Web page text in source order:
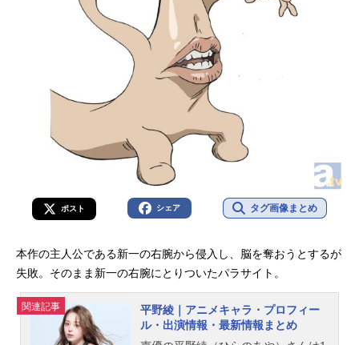
ポスト シェア タグ画像まとめ
本作の主人公である新一の右腕から侵入し、脳を奪おうとするが
失敗。そのまま新一の右腕にとりついたパラサイト。
関連記事
平野綾｜アニメキャラ・プロフィー
ル・出演情報・最新情報まとめ